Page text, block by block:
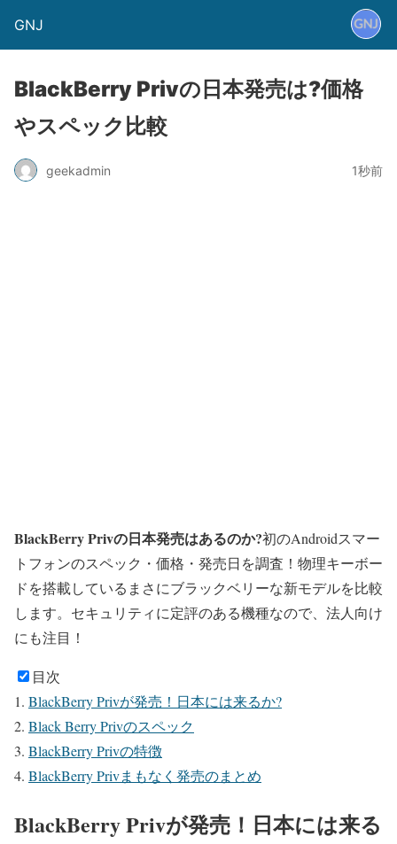
GNJ
BlackBerry Privの日本発売は?価格
やスペック比較
geekadmin 1秒前
BlackBerry Privの日本発売はあるのか?初のAndroidスマー
トフォンのスペック・価格・発売日を調査！物理キーボー
ドを搭載しているまさにブラックベリーな新モデルを比較
します。セキュリティに定評のある機種なので、法人向け
にも注目！
目次
BlackBerry Privが発売！日本には来るか?
Black Berry Privのスペック
BlackBerry Privの特徴
BlackBerry Privまもなく発売のまとめ
BlackBerry Privが発売！日本には来る